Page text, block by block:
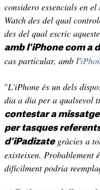
considero essencials en
Watch des del qual
des del qual escric
amb l'iPhone com a
cas particular, amb l'
"L'iPhone és un dels
dia a dia per a qualsevol
contestar a
per tasques
d'iPadizategràcies a
existeixen. Probablement
difícilment podria